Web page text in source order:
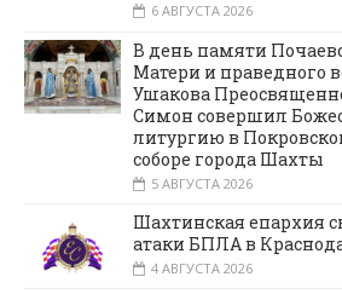
6 АВГУСТА 2026
В день памяти
Матери и праведного
Ушакова
Симон совершил
литургию в
соборе города Шахты
5 АВГУСТА 2026
Шахтинская епархия
атаки БПЛА в
4 АВГУСТА 2026